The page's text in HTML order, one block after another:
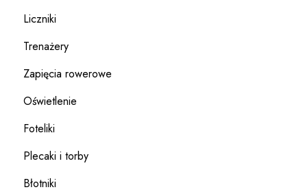
Liczniki
Trenażery
Zapięcia rowerowe
Oświetlenie
Foteliki
Plecaki i torby
Błotniki